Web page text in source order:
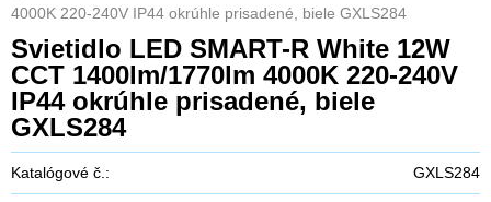
4000K 220-240V IP44 okrúhle prisadené, biele GXLS284
Svietidlo LED SMART-R White 12W
CCT 1400lm/1770lm 4000K 220-240V
IP44 okrúhle prisadené, biele
GXLS284
Katalógové č.: GXLS284